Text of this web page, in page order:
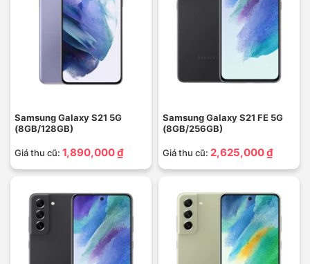
Samsung Galaxy S21 5G
(8GB/128GB)
Giá thu cũ: 1,890,000 ₫
Samsung Galaxy S21 FE 5G
(8GB/256GB)
Giá thu cũ: 2,625,000 ₫